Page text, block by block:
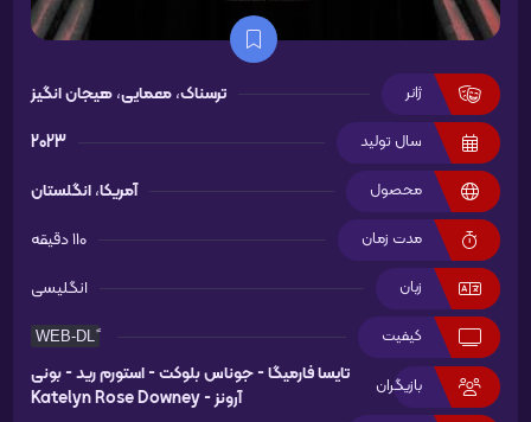
ژانر ترسناک،معمایی،هیجان انگیز
سال تولید 2023
محصول آمریکا،انگلستان
مدت زمان 110 دقیقه
زبان انگلیسی
کیفیت
بازیگران تایسا فارمیگا -جوناس بلوکت -استورم رید -بونی
آرونز -Katelyn Rose Downey